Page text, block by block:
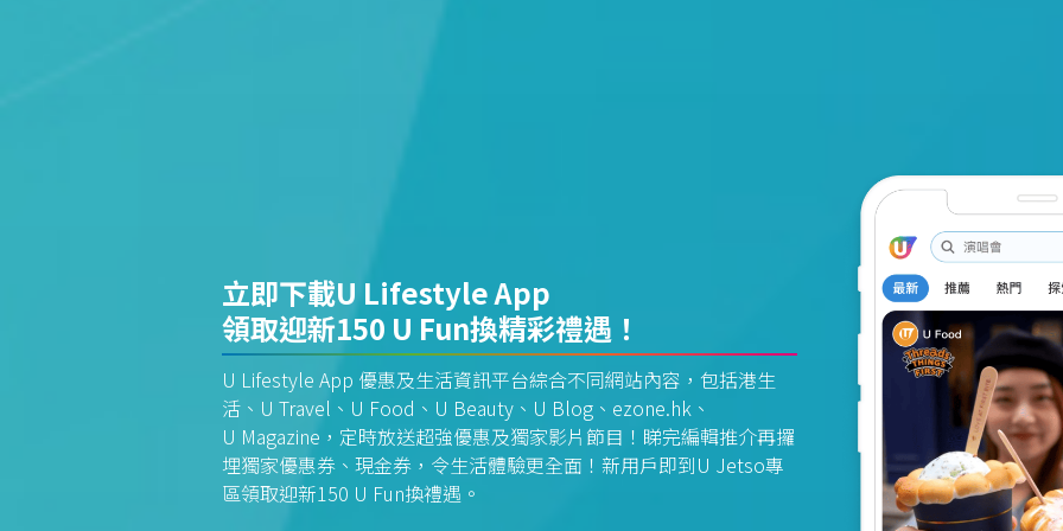
立即下載U Lifestyle App
領取迎新150 U Fun換精彩禮遇！
U Lifestyle App 優惠及生活資訊平台綜合不同網站內容，包括港生
活、U Travel、U Food、U Beauty、U Blog、ezone.hk、
U Magazine，定時放送超強優惠及獨家影片節目！睇完編輯推介再攞
埋獨家優惠券、現金券，令生活體驗更全面！新用戶即到U Jetso專
區領取迎新150 U Fun換禮遇。